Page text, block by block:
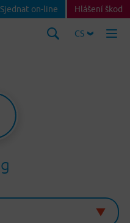
CS
Sjednat on-line Hlášení škod